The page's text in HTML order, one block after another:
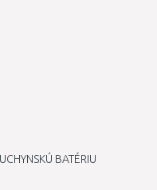
BATÉRIU